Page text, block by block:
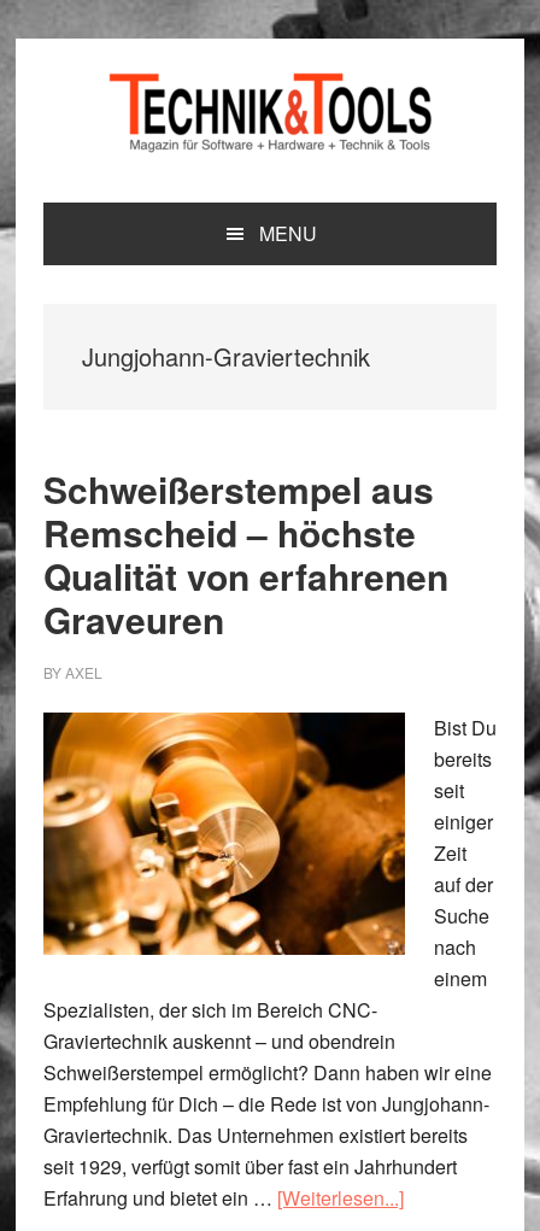
Zur
Hauptnavigation
Zum
Inhalt
Zur
Seitenspalte
MENU
Jungjohann-Graviertechnik
Schweißerstempel aus
Remscheid – höchste
Qualität von erfahrenen
Graveuren
BYAXEL
Bist Du
bereits
seit
einiger
Zeit
auf der
Suche
nach
einem
Spezialisten, der sich im Bereich CNC-
Graviertechnik auskennt – und obendrein
Schweißerstempel ermöglicht? Dann haben wir eine
Empfehlung für Dich – die Rede ist von Jungjohann-
Graviertechnik. Das Unternehmen existiert bereits
seit 1929, verfügt somit über fast ein Jahrhundert
Erfahrung und bietet ein … [Weiterlesen...]